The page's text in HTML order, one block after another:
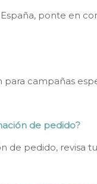
ponte en
para campañas
de pedido?
de pedido, revisa